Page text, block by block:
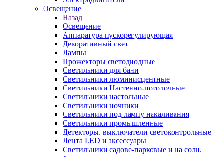
Освещение
Назад
Освещение
Аппаратура пускорегулирующая
Декоративный свет
Лампы
Прожекторы светодиодные
Светильники для бани
Светильники люминисцентные
Светильники Настенно-потолочные
Светильники настольные
Светильники ночники
Светильники под лампу накаливания
Светильники промышленные
Детекторы, выключатели светоконтрольные
Лента LED и аксессуары
Светильники садово-парковые и на солн.